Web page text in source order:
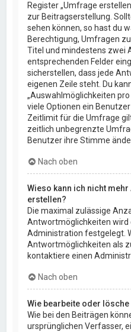
Register „Umfrage
zur Beitragserstellung.
sehen können, so hast du
Berechtigung, Umfragen
Titel und mindestens zwei
entsprechenden Felder
sicherstellen, dass jede
eigenen Zeile steht. Du
„Auswahlmöglichkeiten
viele Optionen ein
Zeitlimit für die Umfrage
zeitlich unbegrenzte
Benutzer ihre Stimme
Nach oben
Wieso kann ich nicht
erstellen?
Die maximal zulässige
Antwortmöglichkeiten wird
Administration festgelegt.
Antwortmöglichkeiten als
kontaktiere einen
Nach oben
Wie bearbeite oder
Wie bei den Beiträgen
ursprünglichen Verfasser,